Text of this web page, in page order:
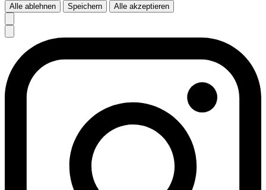
Alle ablehnen Speichern Alle akzeptieren